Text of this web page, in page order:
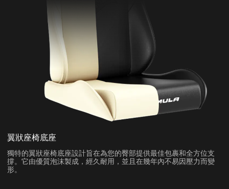
翼狀座椅底座
獨特的翼狀座椅底座設計旨在為您的臀部提供最佳包裹和全方位支
撐。它由優質泡沫製成，經久耐用，並且在幾年內不易因壓力而變
形。